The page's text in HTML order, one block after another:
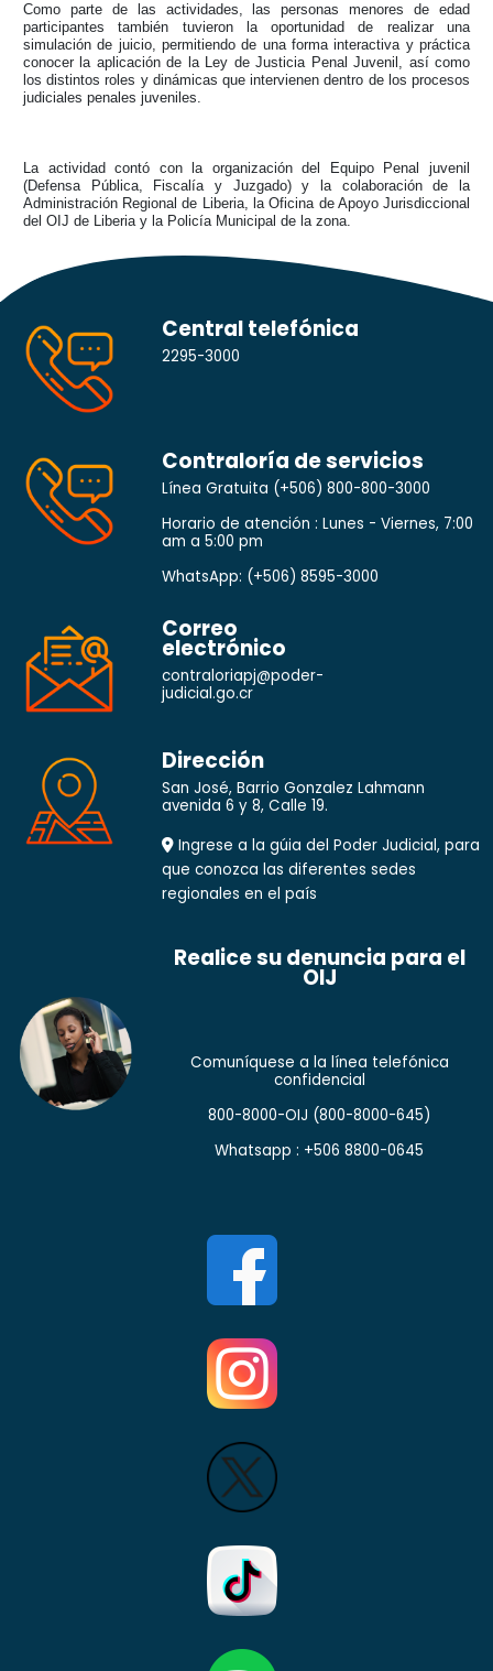
Como parte de las actividades, las personas menores de edad
participantes también tuvieron la oportunidad de realizar una
simulación de juicio, permitiendo de una forma interactiva y práctica
conocer la aplicación de la Ley de Justicia Penal Juvenil, así como
los distintos roles y dinámicas que intervienen dentro de los procesos
judiciales penales juveniles.
La actividad contó con la organización del Equipo Penal juvenil
(Defensa Pública, Fiscalía y Juzgado) y la colaboración de la
Administración Regional de Liberia, la Oficina de Apoyo Jurisdiccional
del OIJ de Liberia y la Policía Municipal de la zona.
Central telefónica
2295-3000
Contraloría de servicios
Línea Gratuita (+506) 800-800-3000
Horario de atención : Lunes - Viernes, 7:00
am a 5:00 pm
WhatsApp: (+506) 8595-3000
Correo
electrónico
contraloriapj@poder-
judicial.go.cr
Dirección
San José, Barrio Gonzalez Lahmann
avenida 6 y 8, Calle 19.
Ingrese a la gúia del Poder Judicial, para
que conozca las diferentes sedes
regionales en el país
Realice su denuncia para el
OIJ
Comuníquese a la línea telefónica
confidencial
800-8000-OIJ (800-8000-645)
Whatsapp : +506 8800-0645